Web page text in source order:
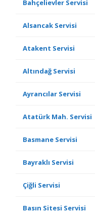
Bahçelievler Servisi
Alsancak Servisi
Atakent Servisi
Altındağ Servisi
Ayrancılar Servisi
Atatürk Mah. Servisi
Basmane Servisi
Bayraklı Servisi
Çiğli Servisi
Basın Sitesi Servisi